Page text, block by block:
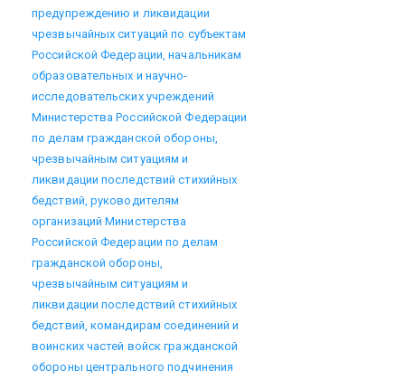
предупреждению и ликвидации
чрезвычайных ситуаций по субъектам
Российской Федерации, начальникам
образовательных и научно-
исследовательских учреждений
Министерства Российской Федерации
по делам гражданской обороны,
чрезвычайным ситуациям и
ликвидации последствий стихийных
бедствий, руководителям
организаций Министерства
Российской Федерации по делам
гражданской обороны,
чрезвычайным ситуациям и
ликвидации последствий стихийных
бедствий, командирам соединений и
воинских частей войск гражданской
обороны центрального подчинения